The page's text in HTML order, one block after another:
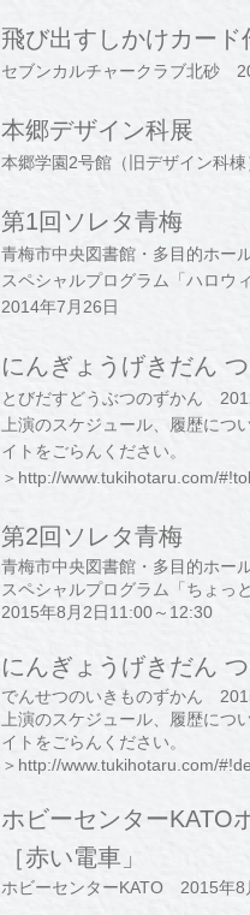
飛び出すしかけカード
セブンカルチャークラブ北砂
本郷デザイン科展
本郷学園2号館（旧デザイン科
第1回ソレタ青梅
青梅市中央図書館・多目的ホ
スペシャルプログラム「ハロウ
2014年7月26日
にんぎょうげきだん
とびだすどうぶつのずかん
上演のスケジュール、履歴に
イトをごらんください。
＞ http://www.tukihotaru.com/
第2回ソレタ青梅
青梅市中央図書館・多目的ホ
スペシャルプログラム「ちょっ
2015年8月2日11:00～12:30
にんぎょうげきだん
でんせつのいきものずかん
上演のスケジュール、履歴に
イトをごらんください。
＞ http://www.tukihotaru.com/
ホビーセンターKATO
［赤い電車」
ホビーセンターKATO 2015年8